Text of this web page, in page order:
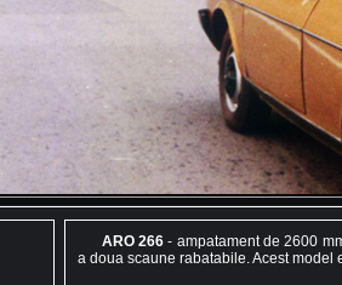
ARO 266- ampatament de 2600
a doua scaune rabatabile. Acest